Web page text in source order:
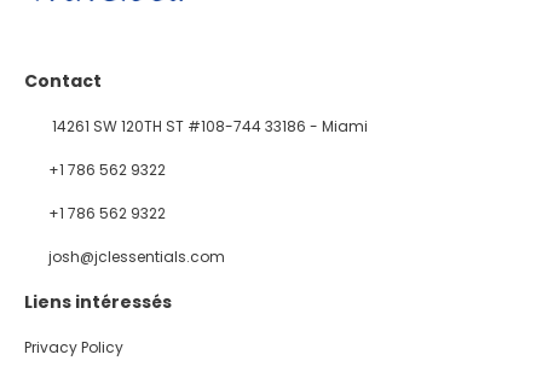
Contact
14261 SW 120TH ST #108-744 33186 - Miami
+1 786 562 9322
+1 786 562 9322
josh@jclessentials.com
Liens intéressés
Privacy Policy